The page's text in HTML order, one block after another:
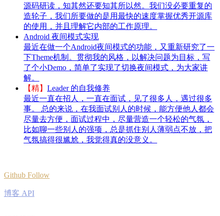
源码研读，知其然还要知其所以然。我们没必要重复的
造轮子，我们所要做的是用最快的速度掌握优秀开源库
的使用，并且理解它内部的工作原理。
Android 夜间模式实现
最近在做一个Android夜间模式的功能，又重新研究了一
下Theme机制。贯彻我的风格，以解决问题为目标，写
了个小Demo，简单了实现了切换夜间模式，为大家讲
解。
【精】 Leader 的自我修养
最近一直在招人，一直在面试，见了很多人，遇过很多
事。 总的来说，在我面试别人的时候，能方便他人都会
尽量去方便，面试过程中，尽量营造一个轻松的气氛，
比如聊一些别人的强项，总是抓住别人薄弱点不放，把
气氛搞得很尴尬，我觉得真的没意义。
Github Follow
博客 API